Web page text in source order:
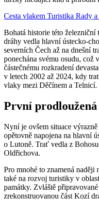
Cesta vlakem Turistika Rady
Bohatá historie této železniční
dráhy vedla hlavní ústecko-
severních Čech až na dnešní
ponechána svému osudu, což
částečnému rozkradení
v letech 2002 až 2024, kdy
vlaky mezi Děčínem a Telnicí.
První
Nyní je ovšem situace
opětovně napojena na hlavní
o Lutoně. Trať vedla z
Oldřichova.
Pro mnohé to znamená naději
také na rozvoj turistiky v
památky. Zvláště
zrekonstruovanou část Kozí